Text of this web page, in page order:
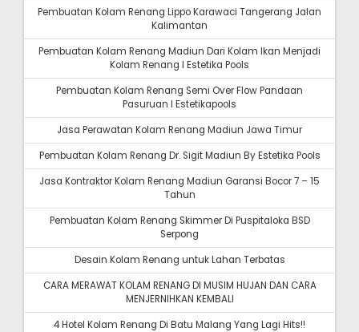
Pembuatan Kolam Renang Lippo Karawaci Tangerang Jalan
Kalimantan
Pembuatan Kolam Renang Madiun Dari Kolam Ikan Menjadi
Kolam Renang I Estetika Pools
Pembuatan Kolam Renang Semi Over Flow Pandaan
Pasuruan I Estetikapools
Jasa Perawatan Kolam Renang Madiun Jawa Timur
Pembuatan Kolam Renang Dr. Sigit Madiun By Estetika Pools
Jasa Kontraktor Kolam Renang Madiun Garansi Bocor 7 – 15
Tahun
Pembuatan Kolam Renang Skimmer Di Puspitaloka BSD
Serpong
Desain Kolam Renang untuk Lahan Terbatas
CARA MERAWAT KOLAM RENANG DI MUSIM HUJAN DAN CARA
MENJERNIHKAN KEMBALI
4 Hotel Kolam Renang Di Batu Malang Yang Lagi Hits!!